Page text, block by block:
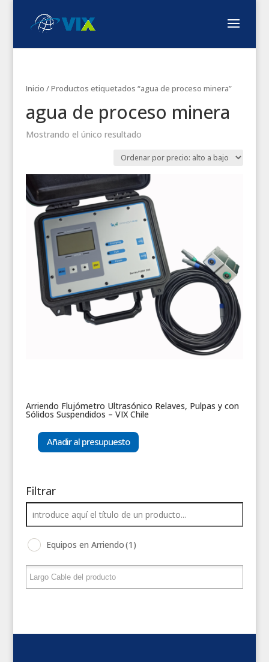
Inicio / Productos etiquetados “agua de proceso minera”
agua de proceso minera
Mostrando el único resultado
Arriendo Flujómetro Ultrasónico Relaves, Pulpas y con
Sólidos Suspendidos – VIX Chile
Añadir al presupuesto
Filtrar
Equipos en Arriendo(1)